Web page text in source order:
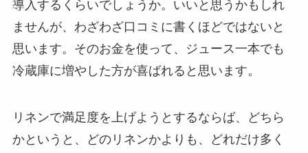
導入するくらいでしょうか。いいと思うかもしれ
ませんが、わざわざ口コミに書くほどではないと
思います。そのお金を使って、ジュース一本でも
冷蔵庫に増やした方が喜ばれると思います。
リネンで満足度を上げようとするならば、どちら
かというと、どのリネンかよりも、どれだけ多く